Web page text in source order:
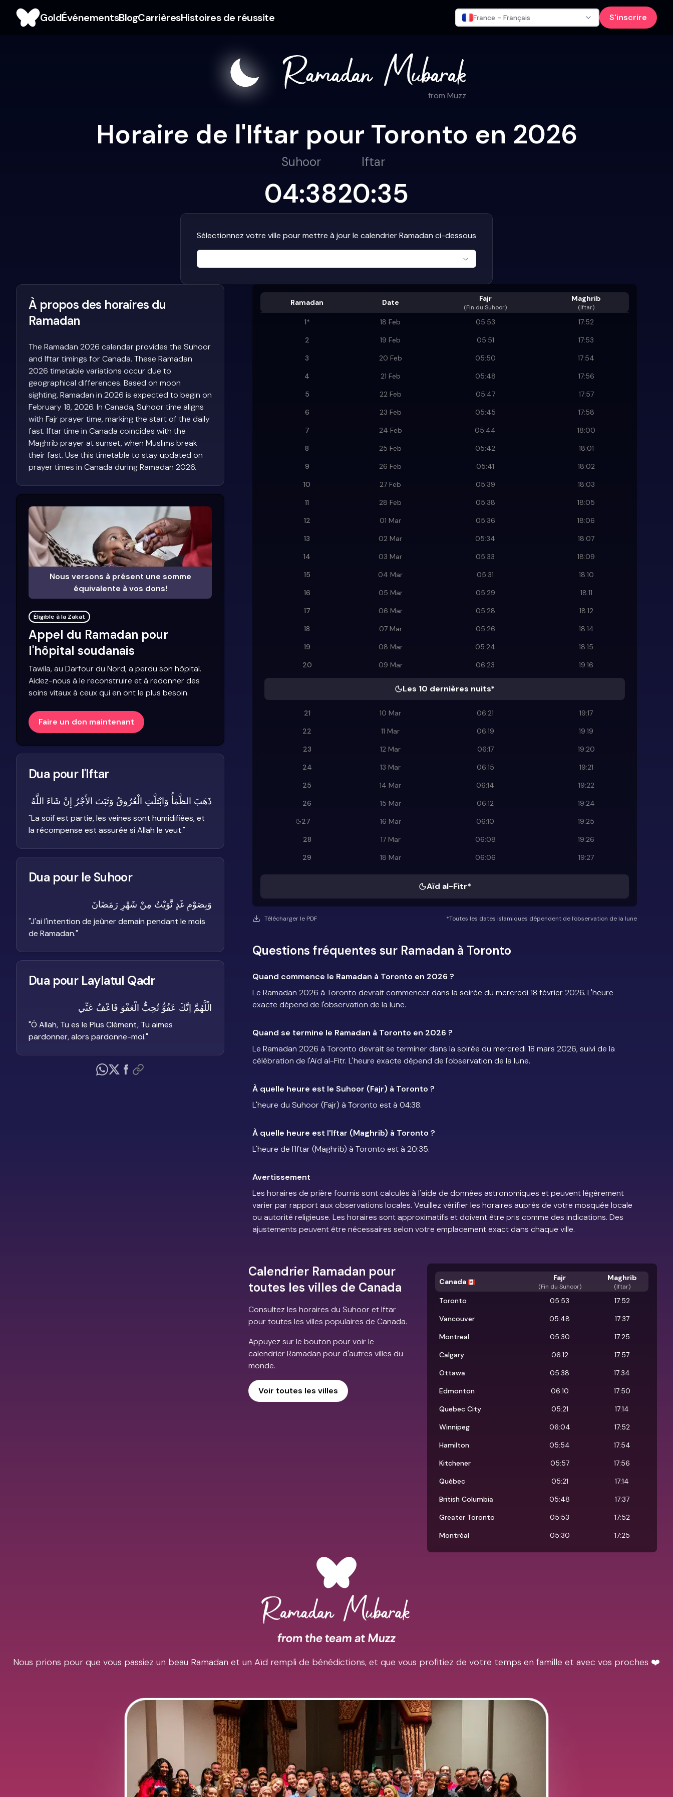
GoldÉvénementsBlogCarrièresHistoires de réussite France - Français S'inscrire
from Muzz
Horaire de l'Iftar pour Toronto en 2026
Suhoor
04:38
Iftar
20:35
Sélectionnez votre ville pour mettre à jour le calendrier Ramadan ci-dessous
Ramadan Date Fajr
(Fin du Suhoor)
Maghrib
(Iftar)
1* 18 Feb 05:53
17:52
2
19 Feb 05:51
17:53
3
20 Feb 05:50
17:54
4
21 Feb 05:48
17:56
5
22 Feb 05:47
17:57
6
23 Feb 05:45
17:58
7
24 Feb 05:44
18:00
8
25 Feb 05:42
18:01
9
26 Feb 05:41
18:02
10
27 Feb 05:39
18:03
11
28 Feb 05:38
18:05
12
01 Mar 05:36
18:06
13
02 Mar 05:34
18:07
14
03 Mar 05:33
18:09
15
04 Mar 05:31
18:10
16
05 Mar 05:29
18:11
17
06 Mar 05:28
18:12
18
07 Mar 05:26
18:14
19
08 Mar 05:24
18:15
20
09 Mar 06:23 19:16
Les 10 dernières nuits*
21 10 Mar 06:21
19:17
22
11 Mar 06:19
19:19
23
12 Mar 06:17
19:20
24
13 Mar 06:15
19:21
25
14 Mar 06:14
19:22
26
15 Mar 06:12
19:24
27
16 Mar 06:10
19:25
28
17 Mar 06:08
19:26
29
18 Mar 06:06 19:27
Aïd al-Fitr*
Télécharger le PDF *Toutes les dates islamiques dépendent de l'observation de la lune
Questions fréquentes sur Ramadan à Toronto
Quand commence le Ramadan à Toronto en 2026 ?
Le Ramadan 2026 à Toronto devrait commencer dans la soirée du mercredi 18 février 2026. L'heure
exacte dépend de l'observation de la lune.
Quand se termine le Ramadan à Toronto en 2026 ?
Le Ramadan 2026 à Toronto devrait se terminer dans la soirée du mercredi 18 mars 2026, suivi de la
célébration de l'Aïd al-Fitr. L'heure exacte dépend de l'observation de la lune.
À quelle heure est le Suhoor (Fajr) à Toronto ?
L'heure du Suhoor (Fajr) à Toronto est à 04:38.
À quelle heure est l'Iftar (Maghrib) à Toronto ?
L'heure de l'Iftar (Maghrib) à Toronto est à 20:35.
Avertissement
Les horaires de prière fournis sont calculés à l'aide de données astronomiques et peuvent légèrement
varier par rapport aux observations locales. Veuillez vérifier les horaires auprès de votre mosquée locale
ou autorité religieuse. Les horaires sont approximatifs et doivent être pris comme des indications. Des
ajustements peuvent être nécessaires selon votre emplacement exact dans chaque ville.
Calendrier Ramadan pour
toutes les villes de Canada
Consultez les horaires du Suhoor et Iftar
pour toutes les villes populaires de Canada.
Appuyez sur le bouton pour voir le
calendrier Ramadan pour d'autres villes du
monde.
Voir toutes les villes
Canada Fajr
(Fin du Suhoor)
Maghrib
(Iftar)
Toronto 05:53
17:52
Vancouver
05:48
17:37
Montreal
05:30
17:25
Calgary
06:12
17:57
Ottawa
05:38
17:34
Edmonton
06:10
17:50
Quebec City
05:21
17:14
Winnipeg
06:04
17:52
Hamilton
05:54
17:54
Kitchener
05:57
17:56
Québec
05:21
17:14
British Columbia
05:48
17:37
Greater Toronto
05:53
17:52
Montréal
05:30 17:25
À propos des horaires du
Ramadan
The Ramadan 2026 calendar provides the Suhoor
and Iftar timings for Canada. These Ramadan
2026 timetable variations occur due to
geographical differences. Based on moon
sighting, Ramadan in 2026 is expected to begin on
February 18, 2026. In Canada, Suhoor time aligns
with Fajr prayer time, marking the start of the daily
fast. Iftar time in Canada coincides with the
Maghrib prayer at sunset, when Muslims break
their fast. Use this timetable to stay updated on
prayer times in Canada during Ramadan 2026.
Nous versons à présent une somme
équivalente à vos dons!
Éligible à la Zakat
Appel du Ramadan pour
l'hôpital soudanais
Tawila, au Darfour du Nord, a perdu son hôpital.
Aidez-nous à le reconstruire et à redonner des
soins vitaux à ceux qui en ont le plus besoin.
Faire un don maintenant
Dua pour l'Iftar
ذَهَبَ الظَّمَأُ وَابْتَلَّتِ الْعُرُوقُ وَثَبَتَ الأَجْرُ إِنْ شَاءَ اللَّهُ
"La soif est partie, les veines sont humidifiées, et
la récompense est assurée si Allah le veut."
Dua pour le Suhoor
وَبِصَوْمِ غَدٍ نَّوَيْتُ مِنْ شَهْرِ رَمَضَانَ
"J'ai l'intention de jeûner demain pendant le mois
de Ramadan."
Dua pour Laylatul Qadr
الْلَّهُمَّ اِنَّكَ عَفُوٌّ تُحِبُّ الْعَفْوَ فَاعْفُ عَنِّي
"Ô Allah, Tu es le Plus Clément, Tu aimes
pardonner, alors pardonne-moi."
Nous prions pour que vous passiez un beau Ramadan et un Aïd rempli de bénédictions, et que vous profitiez de votre temps en famille et avec vos proches ❤️